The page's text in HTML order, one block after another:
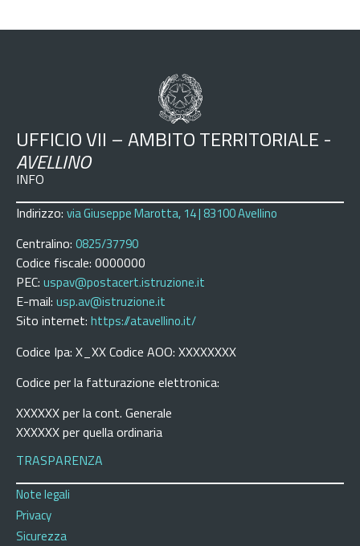
UFFICIO VII – AMBITO TERRITORIALE -
AVELLINO
INFO
Indirizzo: via Giuseppe Marotta, 14 | 83100 Avellino
Centralino: 0825/37790
Codice fiscale: 0000000
PEC: uspav@postacert.istruzione.it
E-mail: usp.av@istruzione.it
Sito internet: https://atavellino.it/
Codice Ipa: X_XX Codice AOO: XXXXXXXX
Codice per la fatturazione elettronica:
XXXXXX per la cont. Generale
XXXXXX per quella ordinaria
TRASPARENZA
Note legali
Privacy
Sicurezza